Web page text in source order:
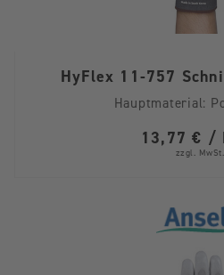
HyFlex 11-757
Hauptmaterial:
13,77 € /
zzgl. MwSt.